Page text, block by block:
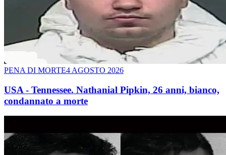
PENA DI MORTE4 AGOSTO 2026
USA - Tennessee. Nathanial Pipkin, 26 anni, bianco,
condannato a morte